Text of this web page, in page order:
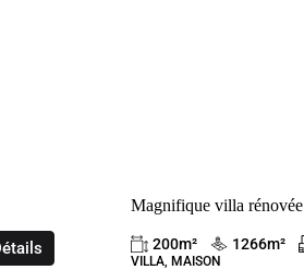
Magnifique villa rénovée
200m² 1266m²
VILLA, MAISON